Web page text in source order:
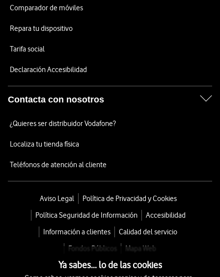
Comparador de móviles
Repara tu dispositivo
Tarifa social
Declaración Accesibilidad
Contacta con nosotros
¿Quieres ser distribuidor Vodafone?
Localiza tu tienda física
Teléfonos de atención al cliente
Aviso Legal
Política de Privacidad y Cookies
Política Seguridad de Información
Accesibilidad
Información a clientes
Calidad del servicio
Fondos Públicos
Mapa Web
Ya sabes... lo de las cookies